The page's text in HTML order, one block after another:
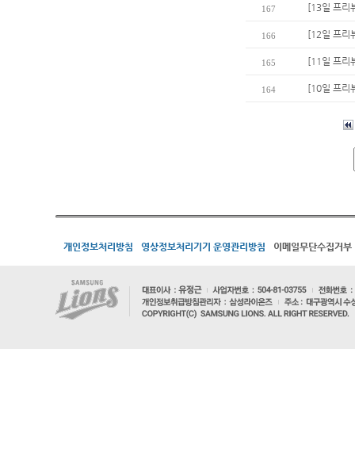
167 [13일 프리
166 [12일 프리
165 [11일 프리
164 [10일 프리
개인정보처리방침 영상정보처리기기 운영관리방침 이메일무단수집거부